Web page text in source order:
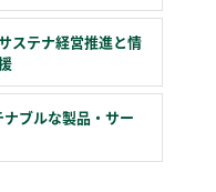
ステナ経営推進と情
ブルな製品・サー